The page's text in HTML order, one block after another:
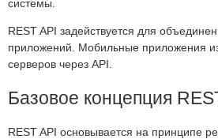
системы.
REST API задействуется для
приложений. Мобильные приложения
серверов через API.
Базовое концепция
REST API основывается на принципе